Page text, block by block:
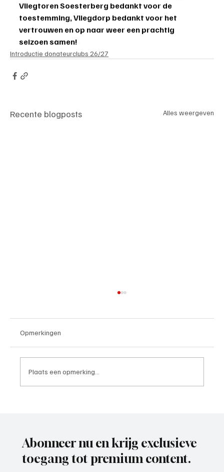
Vliegtoren Soesterberg bedankt voor de
toestemming, Vliegdorp bedankt voor het
vertrouwen en op naar weer een prachtig
seizoen samen!
Introductie donateurclubs 26/27
Recente blogposts Alles weergeven
Opmerkingen
Plaats een opmerking...
Abonneer nu en krijg exclusieve
toegang tot premium content.